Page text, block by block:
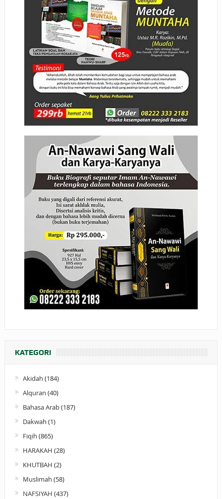
KATEGORI
Akidah (184)
Alquran (40)
Bahasa Arab(187)
Dakwah (1)
Fiqih (865)
HARAKAH (28)
KHUTBAH (2)
Muslimah (58)
NAFSIYAH (437)